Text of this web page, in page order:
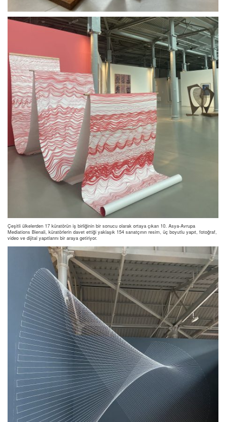
Çeşitli ülkelerden 17 küratörün iş birliğinin bir sonucu olarak ortaya çıkan 10. Asya-Avrupa
Mediations Bienali, küratörlerin davet ettiği yaklaşık 154 sanatçının resim, üç boyutlu yapıt, fotoğraf,
video ve dijital yapıtlarını bir araya getiriyor.